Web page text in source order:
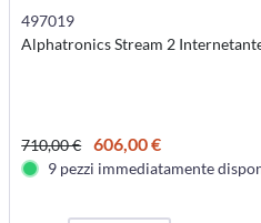
497019
Alphatronics Stream 2
710,00 € 606,00 €
9 pezzi immediatamente